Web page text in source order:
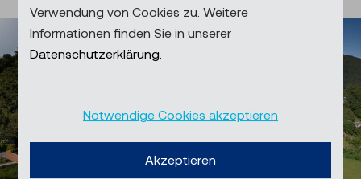
Verwendung von Cookies zu. Weitere
Informationen finden Sie in unserer
Datenschutzerklärung.
Notwendige Cookies akzeptieren
Akzeptieren